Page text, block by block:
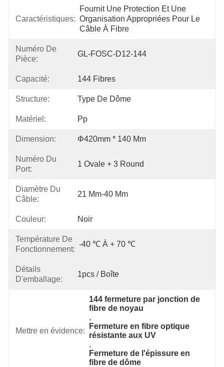
Caractéristiques:
Fournit Une Protection Et Une
Organisation Appropriées Pour Le
Câble À Fibre
Numéro De
Pièce:
GL-FOSC-D12-144
Capacité: 144 Fibres
Structure: Type De Dôme
Matériel: Pp
Dimension: Φ420mm * 140 Mm
Numéro Du
Port:
1 Ovale + 3 Round
Diamètre Du
Câble:
21 Mm-40 Mm
Couleur: Noir
Température De
Fonctionnement:
-40 ℃ À + 70 ℃
Détails
D'emballage:
1pcs / Boîte
Mettre en évidence:
144 fermeture par jonction de
fibre de noyau
,
Fermeture en fibre optique
résistante aux UV
,
Fermeture de l'épissure en
fibre de dôme